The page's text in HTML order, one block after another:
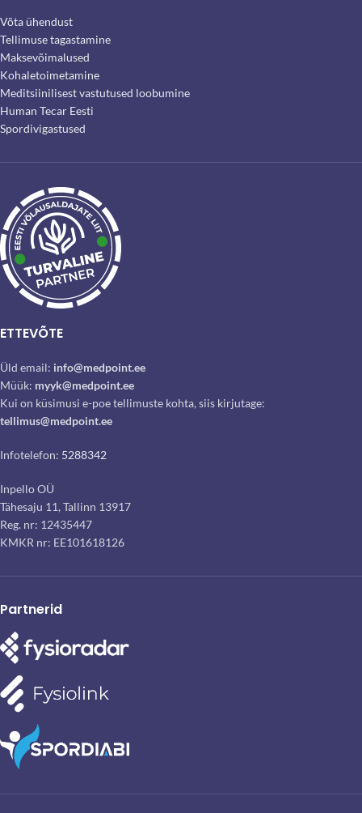
Võta ühendust
Tellimuse tagastamine
Maksevõimalused
Kohaletoimetamine
Meditsiinilisest vastutused loobumine
Human Tecar Eesti
Spordivigastused
ETTEVÕTE
Üld email: info@medpoint.ee
Müük: myyk@medpoint.ee
Kui on küsimusi e-poe tellimuste kohta, siis kirjutage:
tellimus@medpoint.ee
Infotelefon: 5288342
Inpello OÜ
Tähesaju 11, Tallinn 13917
Reg. nr: 12435447
KMKR nr: EE101618126
Partnerid